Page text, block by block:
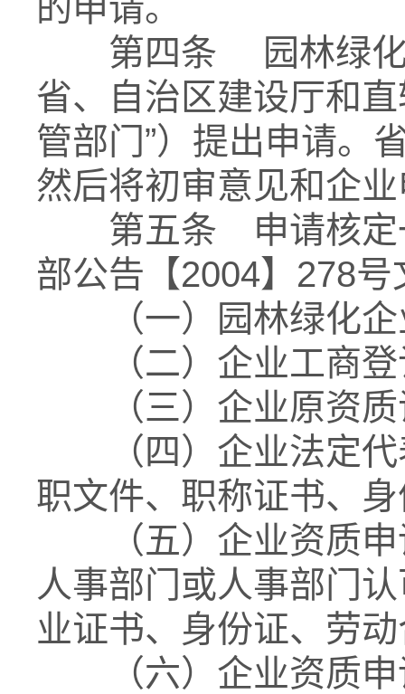
第四条 园林绿化一
省、自治区建设厅和
管部门”）提出申请。
然后将初审意见和企
第五条 申请核定一
部公告【2004】278
（一）园林绿化企
（二）企业工商登
（三）企业原资质
（四）企业法定代
职文件、职称证书、
（五）企业资质申
人事部门或人事部门
业证书、身份证、劳
（六）企业资质申